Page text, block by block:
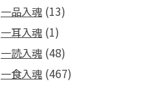
一品入魂 (13)
一耳入魂 (1)
一読入魂 (48)
一食入魂 (467)